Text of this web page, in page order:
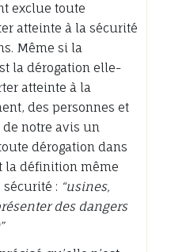
exclue toute
atteinte à la sécurité
Même si la
la dérogation elle-
atteinte à la
des personnes et
notre avis un
dérogation dans
la définition même
: “usines,
des dangers